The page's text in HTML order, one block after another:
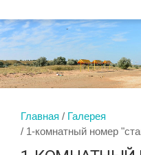
Главная
Галерея
1-комнатный номер